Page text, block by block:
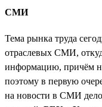
СМИ
Тема рынка труда
отраслевых СМИ,
информацию, причём
поэтому в первую
на новости в СМИ